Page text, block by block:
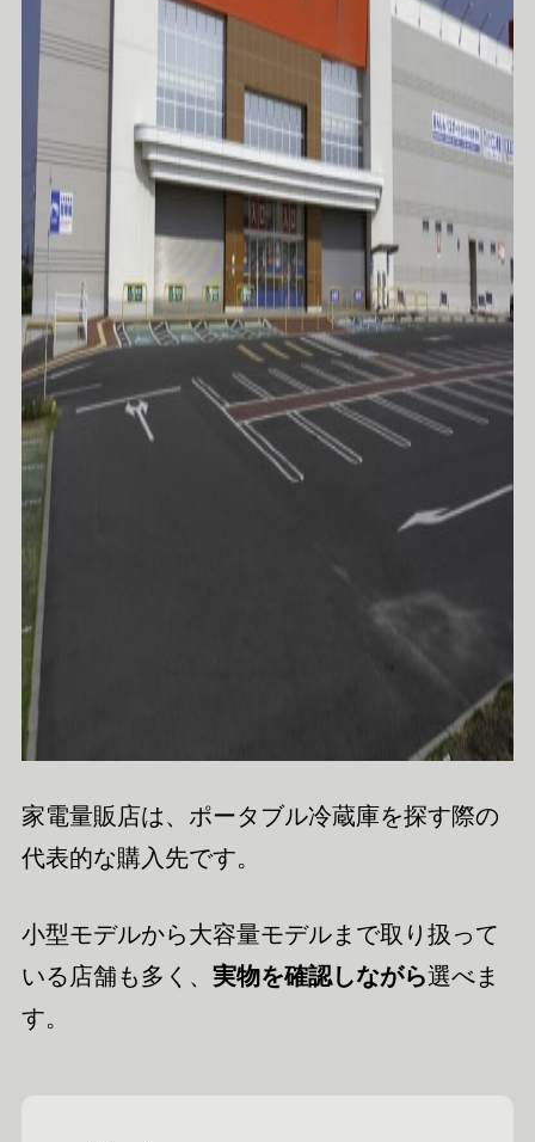
家電量販店は、ポータブル冷蔵庫を探す際の
代表的な購入先です。
小型モデルから大容量モデルまで取り扱って
いる店舗も多く、 実物を確認しながら選べま
す。